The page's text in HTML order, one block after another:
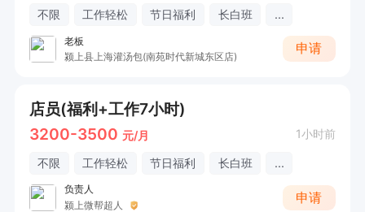
不限 工作轻松 节日福利 长白班 ...
老板
颍上县上海灌汤包(南苑时代新城东区店)
申请
店员(福利+工作7小时)
3200-3500 元/月 1小时前
不限 工作轻松 节日福利 长白班 ...
负责人
颍上微帮超人
申请